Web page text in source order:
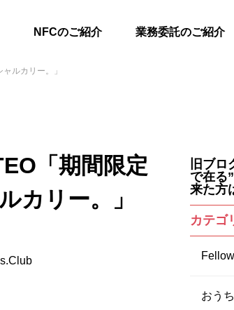
NFCのご紹介 業務委託のご紹介
ルカリー。」
「期間限定
カリー。」
旧ブ
で在る
来た方
カテゴ
おう